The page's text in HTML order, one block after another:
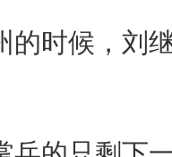
的时候，刘